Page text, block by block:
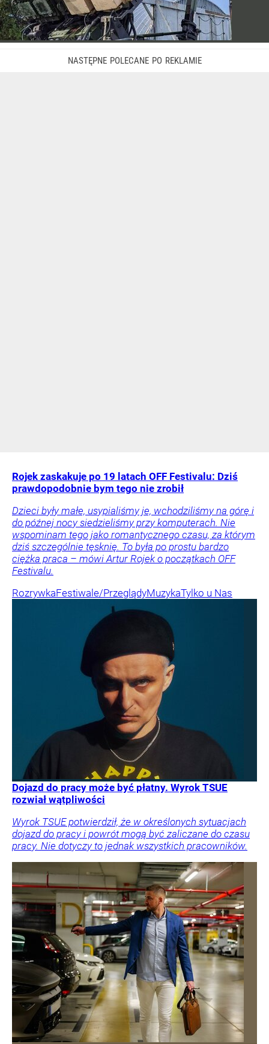
Rojek zaskakuje po 19 latach OFF Festivalu: Dziś
prawdopodobnie bym tego nie zrobił
Dzieci były małe, usypialiśmy je, wchodziliśmy na górę i
do późnej nocy siedzieliśmy przy komputerach. Nie
wspominam tego jako romantycznego czasu, za którym
dziś szczególnie tęsknię. To była po prostu bardzo
ciężka praca – mówi Artur Rojek o początkach OFF
Festivalu.
RozrywkaFestiwale/PrzeglądyMuzykaTylko u Nas
Dojazd do pracy może być płatny. Wyrok TSUE
rozwiał wątpliwości
Wyrok TSUE potwierdził, że w określonych sytuacjach
dojazd do pracy i powrót mogą być zaliczane do czasu
pracy. Nie dotyczy to jednak wszystkich pracowników.